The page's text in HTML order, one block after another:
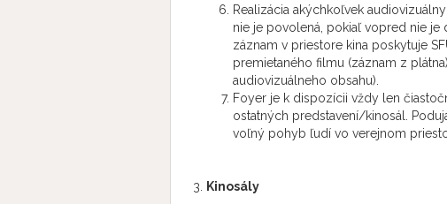
Realizácia akýchkoľvek
nie je povolená, pokiaľ vopred nie
záznam v priestore kina poskytuje
premietaného filmu (záznam z
audiovizuálneho obsahu).
Foyer je k dispozícii vždy len
ostatných predstavení/kinosál.
voľný pohyb ľudí vo verejnom
Kinosály